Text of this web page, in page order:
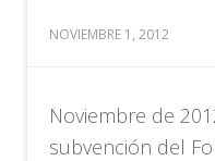
NOVIEMBRE 1, 2012
Noviembre de
subvención del